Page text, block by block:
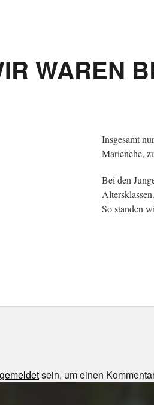
WAREN
Insgesamt
Marienehe,
Bei den
Altersklassen.
So standen
sein, um einen